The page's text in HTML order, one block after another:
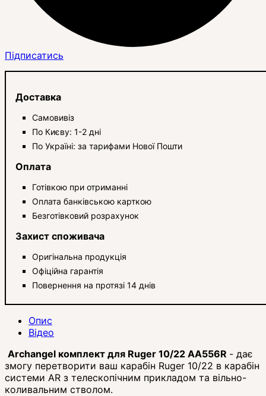
Підписатись
Доставка
Самовивіз
По Києву: 1-2 дні
По Україні: за тарифами Нової Пошти
Оплата
Готівкою при отриманні
Оплата банківською карткою
Безготівковий розрахунок
Захист споживача
Оригінальна продукція
Офіційна гарантія
Повернення на протязі 14 днів
Опис
Відео
Archangel комплект для Ruger 10/22 AA556R - дає
змогу перетворити ваш карабін Ruger 10/22 в карабін
системи AR з телескопічним прикладом та вільно-
коливальним стволом.